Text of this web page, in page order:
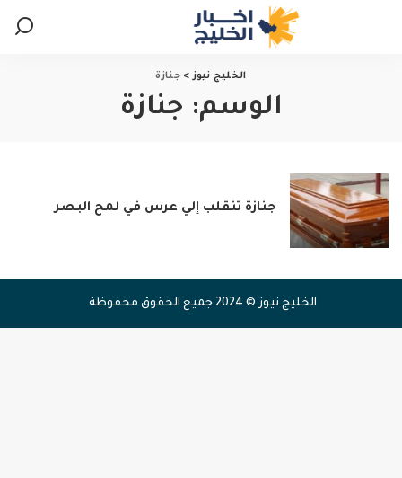
الخليج نيوز>جنازة
الوسم: جنازة
جنازة تنقلب إلي عرس في لمح البصر
الخليج نيوز © 2024 جميع الحقوق محفوظة.